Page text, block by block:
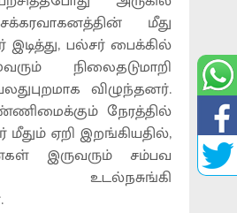
மீது
இடித்து, பல்சர் பைக்கில்
நிலைதடுமாறி
விழுந்தனர்.
நேரத்தில்
மீதும் ஏறி இறங்கியதில்,
இருவரும் சம்பவ
உடல்நசுங்கி